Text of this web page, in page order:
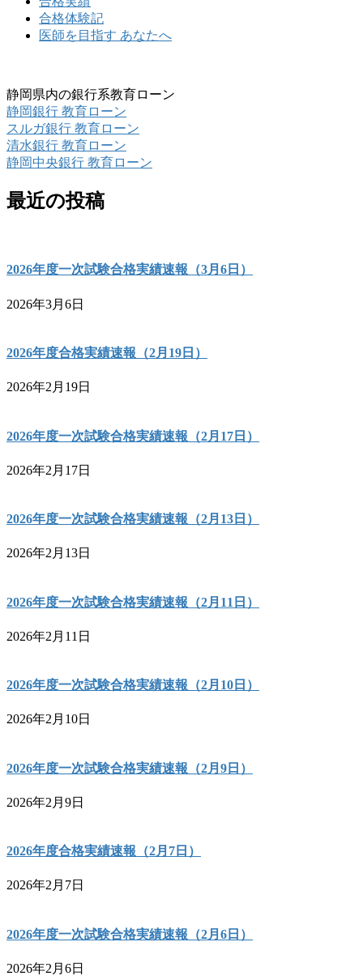
合格体験記
医師を目指す あなたへ
静岡県内の銀行系教育ローン
静岡銀行 教育ローン
スルガ銀行 教育ローン
清水銀行 教育ローン
静岡中央銀行 教育ローン
最近の投稿
2026年度一次試験合格実績速報（3月6日）
2026年3月6日
2026年度合格実績速報（2月19日）
2026年2月19日
2026年度一次試験合格実績速報（2月17日）
2026年2月17日
2026年度一次試験合格実績速報（2月13日）
2026年2月13日
2026年度一次試験合格実績速報（2月11日）
2026年2月11日
2026年度一次試験合格実績速報（2月10日）
2026年2月10日
2026年度一次試験合格実績速報（2月9日）
2026年2月9日
2026年度合格実績速報（2月7日）
2026年2月7日
2026年度一次試験合格実績速報（2月6日）
2026年2月6日